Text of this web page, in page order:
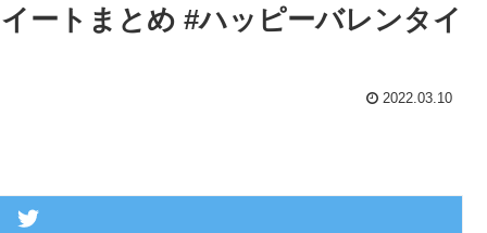
ートまとめ #ハッピーバレンタイ
2022.03.10